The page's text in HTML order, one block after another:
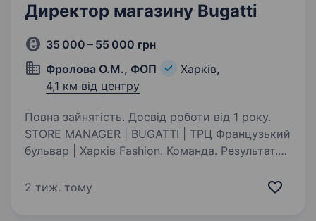
Директор магазину Bugatti
35 000 – 55 000 грн
Фролова О.М., ФОП
Харків,
4,1 км від центру
Повна зайнятість. Досвід роботи від 1 року.
STORE MANAGER | BUGATTI | ТРЦ Французький
бульвар | Харків Fashion. Команда. Результат.
не просто управляти магазином, а створювати
2 тиж. тому